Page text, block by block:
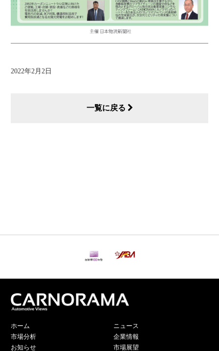
2022年2月2日
一覧に戻る
ホーム
市場分析
ニュース
企業情報
お知らせ
市場展望